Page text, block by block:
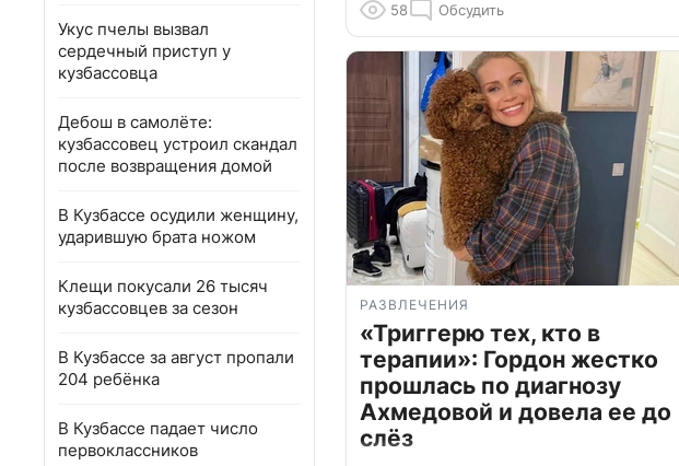
Укус пчелы вызвал
сердечный приступ у
кузбассовца
Дебош в самолёте:
кузбассовец устроил скандал
после возвращения домой
В Кузбассе осудили женщину,
ударившую брата ножом
Клещи покусали 26 тысяч
кузбассовцев за сезон
В Кузбассе за август пропали
204 ребёнка
В Кузбассе падает число
первоклассников
58 Обсудить
РАЗВЛЕЧЕНИЯ
«Триггерю тех, кто в
терапии»: Гордон жестко
прошлась по диагнозу
Ахмедовой и довела ее до
слёз